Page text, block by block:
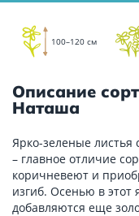
100–120 см
Описание
Наташа
Ярко-зеленые
– главное отличие
коричневеют и
изгиб. Осенью в
добавляются еще